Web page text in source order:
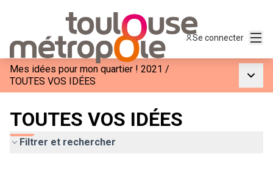
Se connecter
Mes idées pour mon quartier ! 2021 /
TOUTES VOS IDÉES
TOUTES VOS IDÉES
Filtrer et rechercher